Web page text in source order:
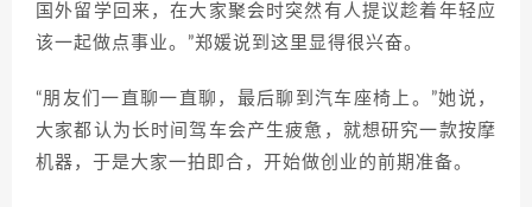
国外留学回来，在大家聚会时突然有人提议趁着年轻应
该一起做点事业。”郑媛说到这里显得很兴奋。
“朋友们一直聊一直聊，最后聊到汽车座椅上。”她说，
大家都认为长时间驾车会产生疲惫，就想研究一款按摩
机器，于是大家一拍即合，开始做创业的前期准备。